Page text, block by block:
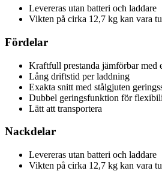
Levereras utan batteri och laddare
Vikten på cirka 12,7 kg kan vara
Fördelar
Kraftfull prestanda jämförbar med
Lång driftstid per laddning
Exakta snitt med stålgjuten
Dubbel geringsfunktion för
Lätt att transportera
Nackdelar
Levereras utan batteri och laddare
Vikten på cirka 12,7 kg kan vara